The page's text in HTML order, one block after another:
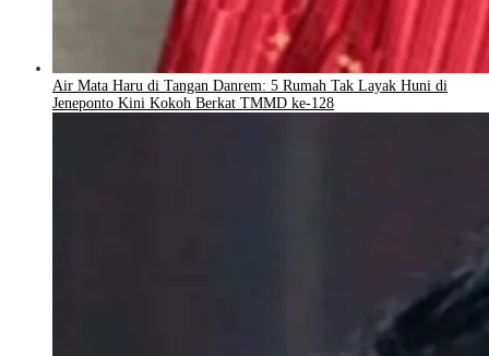
Air Mata Haru di Tangan Danrem: 5 Rumah Tak Layak Huni di
Jeneponto Kini Kokoh Berkat TMMD ke-128